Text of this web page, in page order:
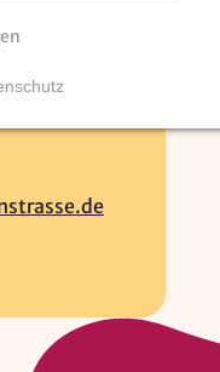
nicht deaktiviert
notwendige